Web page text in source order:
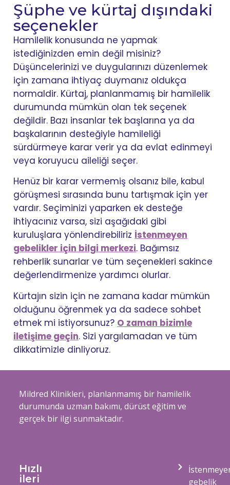
Şüphe ve kürtaj dışındaki
seçenekler
Hamilelik konusunda ne yapmak
istediğinizden emin değil misiniz?
Düşüncelerinizi ve duygularınızı düzenlemek
için zamana ihtiyaç duymanız oldukça
normaldir. Kürtaj, planlanmamış bir hamilelik
durumunda mümkün olan tek seçenek
değildir. Bazı insanlar tek başlarına ya da
başkalarının desteğiyle hamileliği
sürdürmeye karar verir ya da evlat edinmeyi
veya koruyucu aileliği seçer.
Henüz bir karar vermemiş olsanız bile, kabul
görüşmesi sırasında bunu tartışmak için yer
vardır. Seçiminizi yaparken ek desteğe
ihtiyacınız varsa, sizi aşağıdaki gibi
kuruluşlara yönlendirebiliriz İstenmeyen
gebelikler için bilgi merkezi. Bağımsız
rehberlik sunarlar ve tüm seçenekleri sakince
değerlendirmenize yardımcı olurlar.
Kürtajın sizin için ne zamana kadar mümkün
olduğunu öğrenmek ya da sadece sohbet
etmek mi istiyorsunuz? O zaman bizimle
iletişime geçin. Sizi yargılamadan ve tüm
dikkatimizle dinliyoruz.
Mildred Klinikleri, planlanmamış bir hamilelik
durumunda uzman bakımı, dürüst eğitim ve
gerçek bir ilgi sunmaktadır.
Hızlı
ileri
gebelik